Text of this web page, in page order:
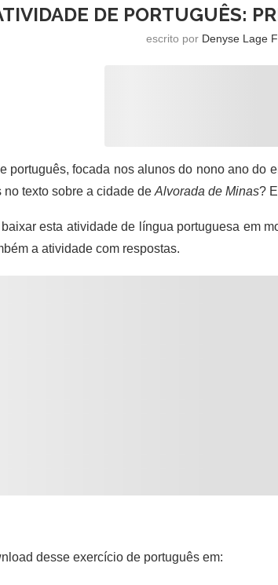
DE PORTUGUÊS:
escrito por Denyse Lage
português, focada nos alunos do nono ano do
no texto sobre a cidade de Alvorada de Minas?
esta atividade de língua portuguesa em
a atividade com respostas.
desse exercício de português em: